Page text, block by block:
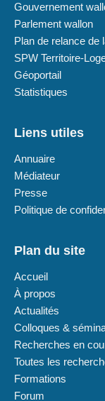
Gouvernement
Parlement wallon
Plan de relance de
SPW Territoire-
Géoportail
Statistiques
Liens utiles
Annuaire
Médiateur
Presse
Politique de
Plan du site
Accueil
À propos
Actualités
Colloques &
Recherches en
Toutes les
Formations
Forum